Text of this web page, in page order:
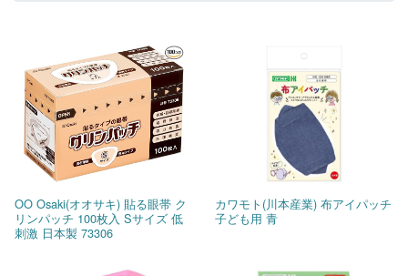
OO Osaki(オオサキ) 貼る眼帯 ク
リンパッチ 100枚入 Sサイズ 低
刺激 日本製 73306
カワモト(川本産業) 布アイパッチ
子ども用 青